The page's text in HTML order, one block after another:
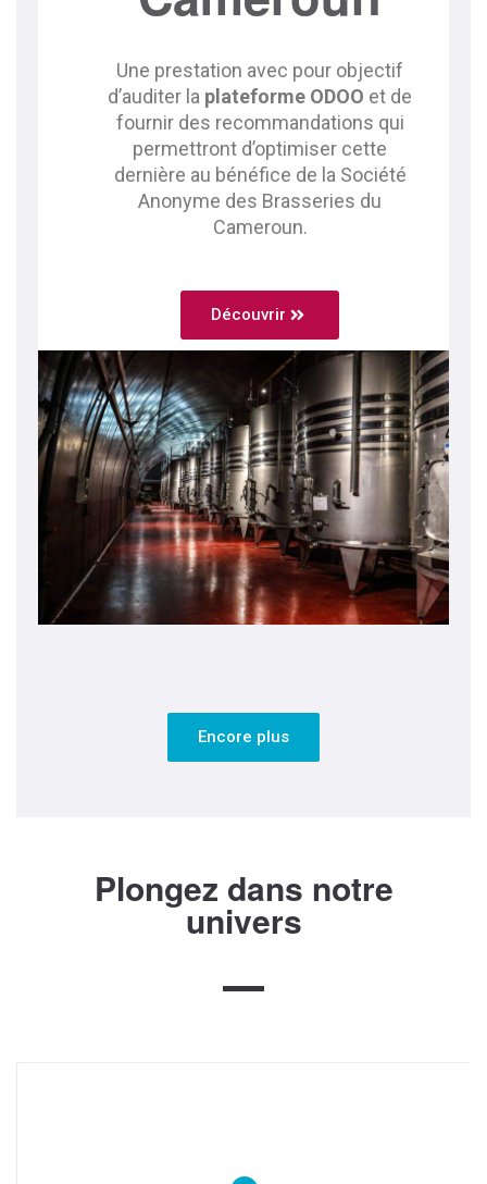
Une prestation avec pour objectif
d’auditer la plateforme ODOO et de
fournir des recommandations qui
permettront d’optimiser cette
dernière au bénéfice de la Société
Anonyme des Brasseries du
Cameroun.
Découvrir
Encore plus
Plongez dans notre
univers